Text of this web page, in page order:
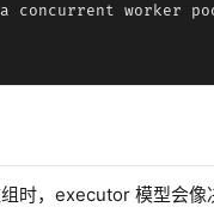
concurrent worker
时，executor 模型会